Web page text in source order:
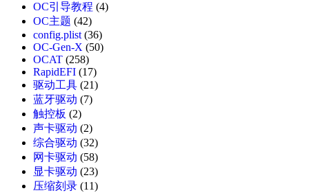
OC引导教程 (4)
OC主题 (42)
config.plist(36)
OC-Gen-X (50)
OCAT (258)
RapidEFI (17)
驱动工具 (21)
蓝牙驱动 (7)
触控板 (2)
声卡驱动 (2)
综合驱动 (32)
网卡驱动 (58)
显卡驱动 (23)
压缩刻录 (11)